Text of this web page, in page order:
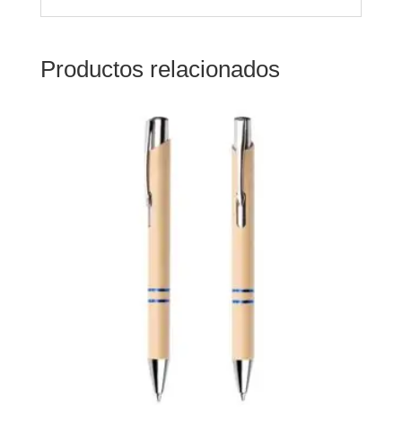
Productos relacionados